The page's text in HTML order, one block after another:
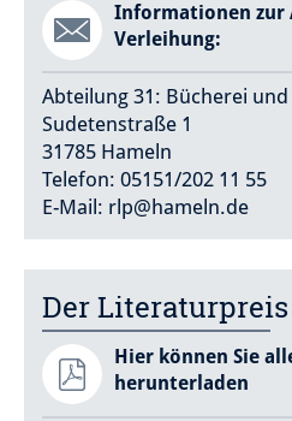
Informationen zur
Verleihung:
Abteilung 31: Bücherei
Sudetenstraße 1
31785 Hameln
Telefon: 05151/202 11 55
E-Mail: rlp@hameln.de
Der Literaturpreis
Hier können Sie
herunterladen